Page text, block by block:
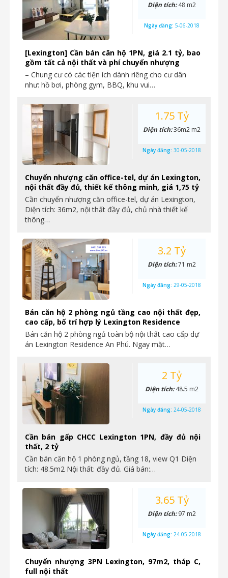
[Lexington] Cần bán căn hộ 1PN, giá 2.1 tỷ, bao
gồm tất cả nội thất và phí chuyển nhượng
– Chung cư có các tiện ích dành riêng cho cư dân
như: hồ bơi, phòng gym, BBQ, khu vui…
Diện tích:48 m2
Ngày đăng: 5-06-2018
Chuyển nhượng căn office-tel, dự án Lexington,
nội thất đầy đủ, thiết kế thông minh, giá 1,75 tỷ
Cần chuyển nhượng căn office-tel, dự án Lexington,
Diện tích: 36m2, nội thất đầy đủ, chủ nhà thiết kế
thông…
1.75 Tỷ
Diện tích:36m2 m2
Ngày đăng: 30-05-2018
Bán căn hộ 2 phòng ngủ tầng cao nội thất đẹp,
cao cấp, bố trí hợp lý Lexington Residence
Bán căn hộ 2 phòng ngủ toàn bộ nội thất cao cấp dự
án Lexington Residence An Phú. Ngay mặt…
3.2 Tỷ
Diện tích:71 m2
Ngày đăng: 29-05-2018
Cần bán gấp CHCC Lexington 1PN, đầy đủ nội
thất, 2 tỷ
Cần bán căn hộ 1 phòng ngủ, tầng 18, view Q1 Diện
tích: 48.5m2 Nội thất: đầy đủ. Giá bán:…
2 Tỷ
Diện tích:48.5 m2
Ngày đăng: 24-05-2018
Chuyển nhượng 3PN Lexington, 97m2, tháp C,
full nội thất
3.65 Tỷ
Diện tích:97 m2
Ngày đăng: 24-05-2018